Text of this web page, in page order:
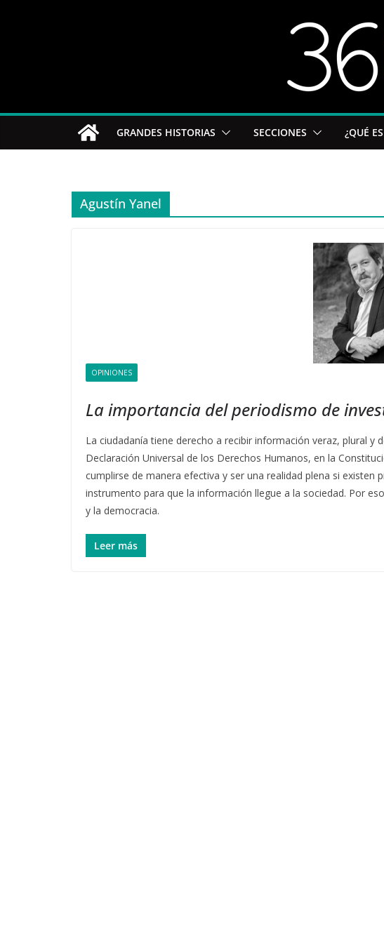
GRANDES HISTORIAS SECCIONES ¿QUÉ
Agustín Yanel
OPINIONES
La importancia del periodismo de
La ciudadanía tiene derecho a recibir información veraz, plural y
Declaración Universal de los Derechos Humanos, en la
cumplirse de manera efectiva y ser una realidad plena si
instrumento para que la información llegue a la sociedad. Por
y la democracia.
Leer más